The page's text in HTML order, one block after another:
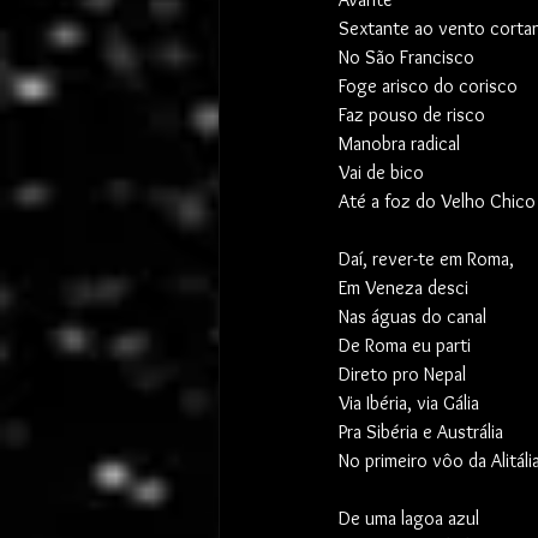
Sextante ao vento
No São Francisco
Foge arisco do corisco
Faz pouso de risco
Manobra radical
Vai de bico
Até a foz do Velho Chico
Daí, rever-te em Roma,
Em Veneza desci
Nas águas do canal
De Roma eu parti
Direto pro Nepal
Via Ibéria, via Gália
Pra Sibéria e Austrália
No primeiro vôo da
De uma lagoa azul